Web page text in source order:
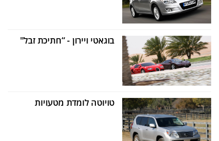
בוגאטי ויירון - “חתיכת זבל"
טויוטה לומדת מטעויות